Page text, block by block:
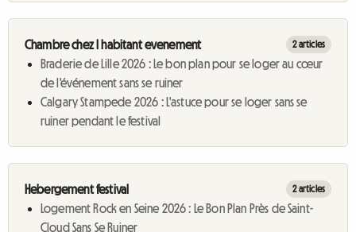
Chambre chez l habitant evenement 2 articles
Braderie de Lille 2026 : Le bon plan pour se loger au cœur
de l'événement sans se ruiner
Calgary Stampede 2026 : L'astuce pour se loger sans se
ruiner pendant le festival
Hebergement festival 2 articles
Logement Rock en Seine 2026 : Le Bon Plan Près de Saint-
Cloud Sans Se Ruiner